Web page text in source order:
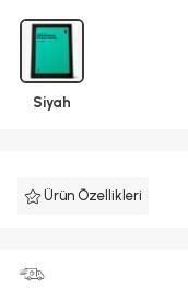
Siyah
Ürün Özellikleri